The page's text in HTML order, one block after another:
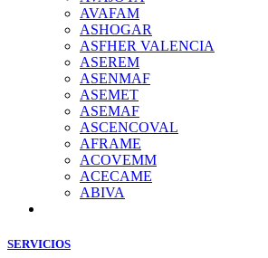
AVAFAM
ASHOGAR
ASFHER VALENCIA
ASEREM
ASENMAF
ASEMET
ASEMAF
ASCENCOVAL
AFRAME
ACOVEMM
ACECAME
ABIVA
SERVICIOS